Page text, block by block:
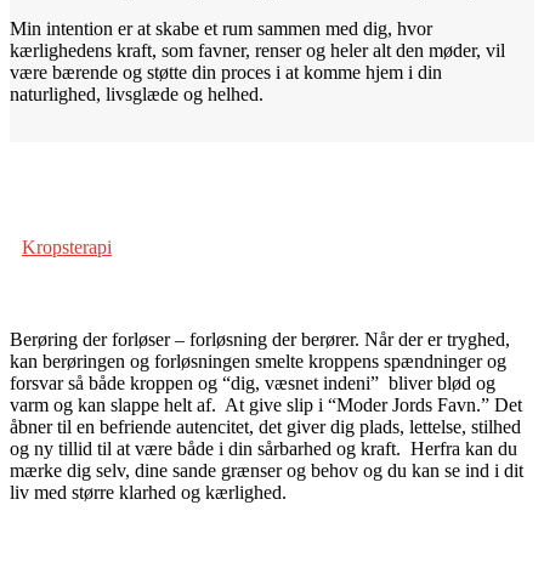
Min intention er at skabe et rum sammen med dig, hvor
kærlighedens kraft, som favner, renser og heler alt den møder, vil
være bærende og støtte din proces i at komme hjem i din
naturlighed, livsglæde og helhed.
Kropsterapi
Berøring der forløser – forløsning der berører. Når der er tryghed,
kan berøringen og forløsningen smelte kroppens spændninger og
forsvar så både kroppen og “dig, væsnet indeni” bliver blød og
varm og kan slappe helt af. At give slip i “Moder Jords Favn.” Det
åbner til en befriende autencitet, det giver dig plads, lettelse, stilhed
og ny tillid til at være både i din sårbarhed og kraft. Herfra kan du
mærke dig selv, dine sande grænser og behov og du kan se ind i dit
liv med større klarhed og kærlighed.